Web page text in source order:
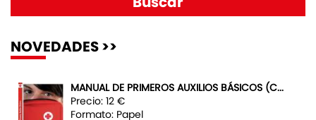
NOVEDADES >>
MANUAL DE PRIMEROS AUXILIOS BÁSICOS (C...
Precio: 12 €
Formato: Papel